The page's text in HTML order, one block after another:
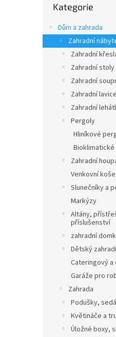
kategorie
Kategorie
Dům a zahrada
Zahradní
Zahradní
Zahradní stoly
Zahradní
Zahradní lavice
Zahradní
Pergoly
Hliníkové
Zahradní
Venkovní koše
Slunečníky a
Markýzy
Altány,
příslušenství
zahradní
Dětský
Cateringový
Garáže pro
Zahrada
Podušky,
Květináče a
Úložné boxy,